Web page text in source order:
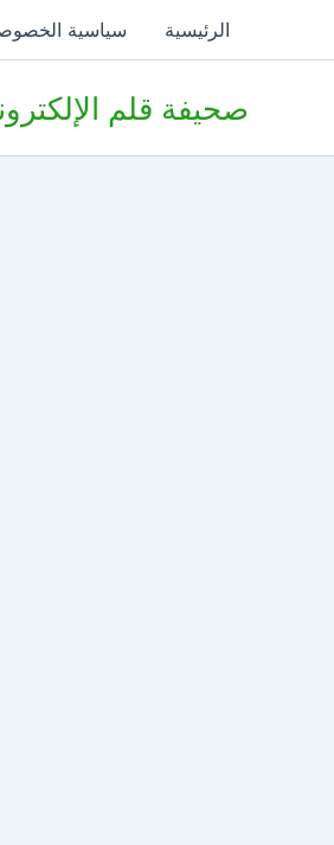
الرئيسية سياسية
صحيفة قلم